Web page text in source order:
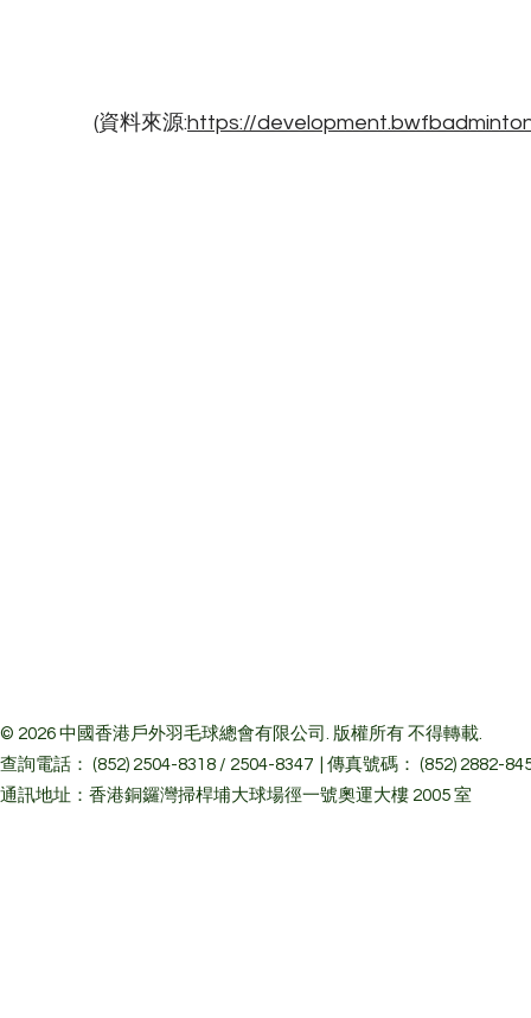
(​​資料來源:https://
© 2026 中國香港戶外羽毛球總會有限公司. 版權所有 不得轉載.
查詢電話： (852) 2504-8318 / 2504-8347 | 傳真號碼： (852) 2882-
通訊地址：香港銅鑼灣掃桿埔大球場徑一號奧運大樓 2005 室